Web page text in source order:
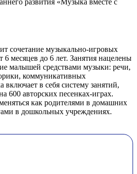
сочетание музыкально-игровых
месяцев до 6 лет. Занятия нацелены
малышей средствами музыки: речи,
коммуникативных
включает в себя систему занятий,
600 авторских песенках-играх.
как родителями в домашних
в дошкольных учреждениях.